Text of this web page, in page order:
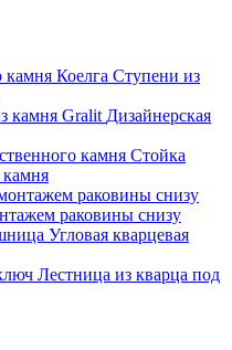
Ступени из
Дизайнерская
Стойка
камня
раковины снизу
Угловая кварцевая
Лестница из кварца под